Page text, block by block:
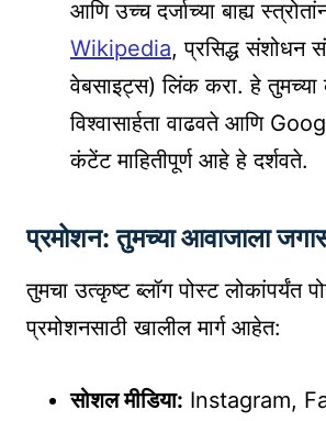
आणि उच्च दर्जाच्या बाह्य
Wikipedia, प्रसिद्ध संशोधन
वेबसाइट्स) लिंक करा. हे
विश्वासार्हता वाढवते आणि
कंटेंट माहितीपूर्ण आहे हे दर्शवते.
प्रमोशन: तुमच्या आवाजाला
तुमचा उत्कृष्ट ब्लॉग पोस्ट लोकांपर्यंत
प्रमोशनसाठी खालील मार्ग आहेत:
सोशल मीडिया: Instagram,